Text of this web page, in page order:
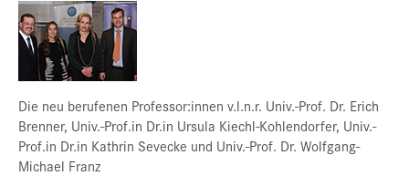
Die neu berufenen Professor:innen v.l.n.r. Univ.-Prof. Dr. Erich
Brenner, Univ.-Prof.in Dr.in Ursula Kiechl-Kohlendorfer, Univ.-
Prof.in Dr.in Kathrin Sevecke und Univ.-Prof. Dr. Wolfgang-
Michael Franz